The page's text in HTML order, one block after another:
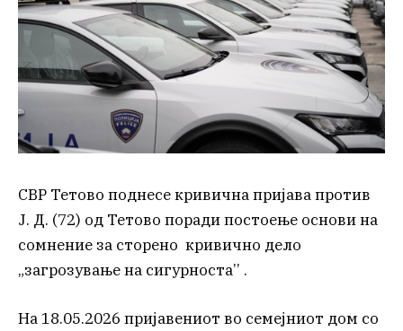
СВР Тетово поднесе кривична пријава против
Ј. Д. (72) од Тетово поради постоење основи на
сомнение за сторено кривично дело
„загрозување на сигурноста’’ .
На 18.05.2026 пријавениот во семејниот дом со